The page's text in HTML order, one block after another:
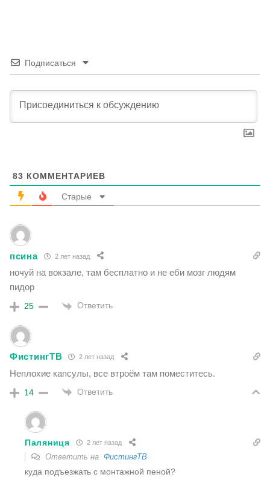
Подписаться
83 КОММЕНТАРИЕВ
Старые
псина 2 лет назад
ночуй на вокзале, там бесплатно и не еби мозг людям
пидор
25 Ответить
ФистингТВ 2 лет назад
Неплохие капсулы, все втроём там поместитесь.
14 Ответить
Паляниця 2 лет назад
Ответить на ФистингТВ
куда подъезжать с монтажной пеной?